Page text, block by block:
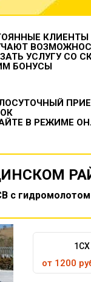
КЛИЕНТЫ
УСЛУГУ СО
БОНУСЫ
В РЕЖИМЕ
с
1CX
от 1200